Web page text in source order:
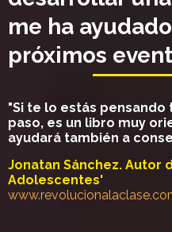
me ha
próximos
"Si te lo estás
paso, es un libro muy
ayudará también a
Jonatan Sánchez. Autor
Adolescentes'